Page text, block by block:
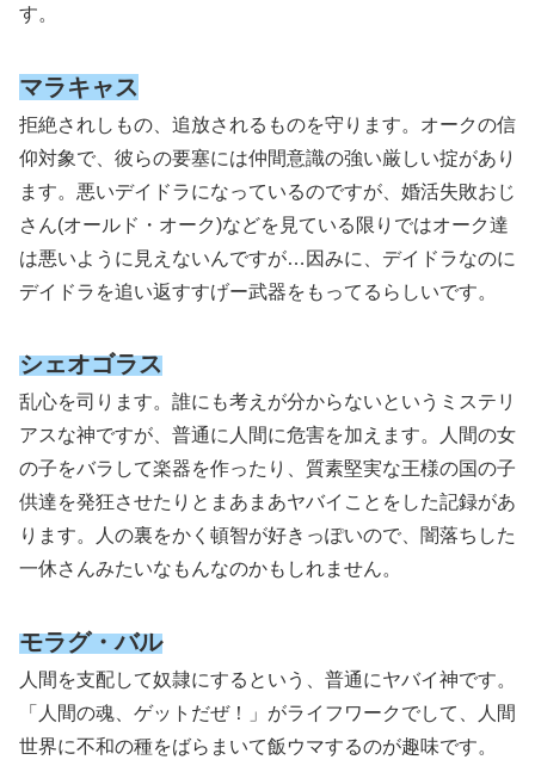
す。
マラキャス
拒絶されしもの、追放されるものを守ります。オークの信
仰対象で、彼らの要塞には仲間意識の強い厳しい掟があり
ます。悪いデイドラになっているのですが、婚活失敗おじ
さん(オールド・オーク)などを見ている限りではオーク達
は悪いように見えないんですが…因みに、デイドラなのに
デイドラを追い返すすげー武器をもってるらしいです。
シェオゴラス
乱心を司ります。誰にも考えが分からないというミステリ
アスな神ですが、普通に人間に危害を加えます。人間の女
の子をバラして楽器を作ったり、質素堅実な王様の国の子
供達を発狂させたりとまあまあヤバイことをした記録があ
ります。人の裏をかく頓智が好きっぽいので、闇落ちした
一休さんみたいなもんなのかもしれません。
モラグ・バル
人間を支配して奴隷にするという、普通にヤバイ神です。
「人間の魂、ゲットだぜ！」がライフワークでして、人間
世界に不和の種をばらまいて飯ウマするのが趣味です。